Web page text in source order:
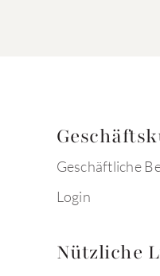
Geschäftliche
Login
Nützliche